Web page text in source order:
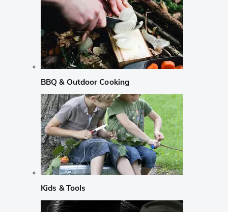
BBQ & Outdoor Cooking
Kids & Tools